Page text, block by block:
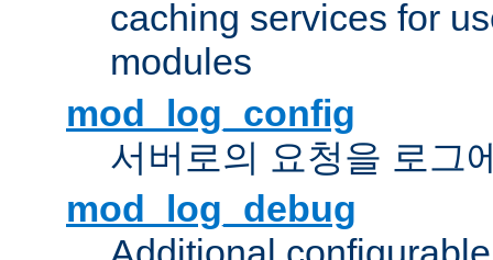
caching services for
modules
mod_log_config
서버로의 요청을 로그
mod_log_debug